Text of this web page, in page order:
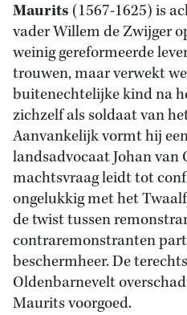
Maurits (1567-1625) is
vader Willem de Zwijger
weinig gereformeerde
trouwen, maar verwekt
buitenechtelijke kind na
zichzelf als soldaat van
Aanvankelijk vormt hij
landsadvocaat Johan
machtsvraag leidt tot
ongelukkig met het
de twist tussen
contraremonstranten
beschermheer. De
Oldenbarnevelt
Maurits voorgoed.